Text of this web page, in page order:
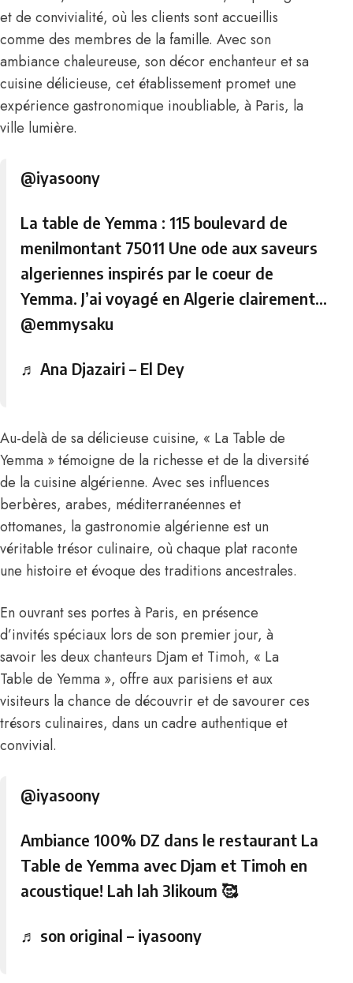
et de convivialité, où les clients sont accueillis
comme des membres de la famille. Avec son
ambiance chaleureuse, son décor enchanteur et sa
cuisine délicieuse, cet établissement promet une
expérience gastronomique inoubliable, à Paris, la
ville lumière.
@iyasoony
La table de Yemma : 115 boulevard de
menilmontant 75011 Une ode aux saveurs
algeriennes inspirés par le coeur de
Yemma. J’ai voyagé en Algerie clairement…
@emmysaku
♬ Ana Djazairi – El Dey
Au-delà de sa délicieuse cuisine, « La Table de
Yemma » témoigne de la richesse et de la diversité
de la cuisine algérienne. Avec ses influences
berbères, arabes, méditerranéennes et
ottomanes, la gastronomie algérienne est un
véritable trésor culinaire, où chaque plat raconte
une histoire et évoque des traditions ancestrales.
En ouvrant ses portes à Paris, en présence
d’invités spéciaux lors de son premier jour, à
savoir les deux chanteurs Djam et Timoh, « La
Table de Yemma », offre aux parisiens et aux
visiteurs la chance de découvrir et de savourer ces
trésors culinaires, dans un cadre authentique et
convivial.
@iyasoony
Ambiance 100% DZ dans le restaurant La
Table de Yemma avec Djam et Timoh en
acoustique! Lah lah 3likoum 🥰
♬ son original – iyasoony